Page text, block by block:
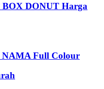
DONUT Harga
Full Colour